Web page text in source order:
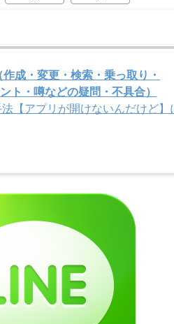
成・変更・検索・乗っ取り・
ト・噂などの疑問・不具合）
法【アプリが開けないんだけど】